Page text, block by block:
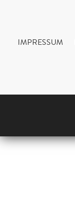
IMPRESSUM